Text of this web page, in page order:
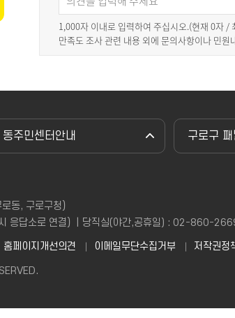
1,000자 이내로 입력하여 주십시오.(현재0자 /
만족도 조사 관련 내용 외에 문의사항이나 민
동주민센터안내 구로구
동, 구로구청）
응답소로 연결）| 당직실(야간,공휴일) : 02-860-
홈페이지개선의견 이메일무단수집거부 저작권정